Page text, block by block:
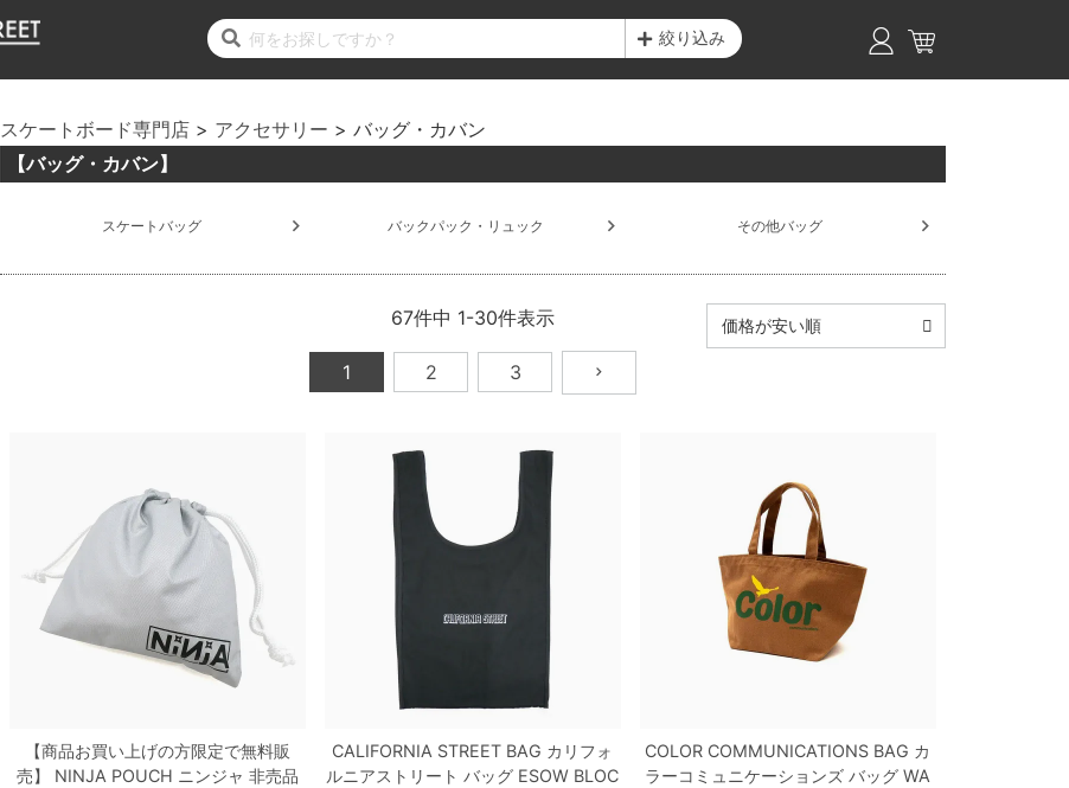
絞り込み
スケートボード専門店 アクセサリー
バッグ・カバン
【バッグ・カバン】
スケートバッグ バックパック・リュック その他バッグ
価格が安い順
67件中 1-30件表示
1 2 3
【商品お買い上げの方限定で無料販
売】
NINJA POUCH ニンジャ 非売品
CALIFORNIA STREET BAG カリフォ
ルニアストリート バッグ ESOW BLOC
COLOR COMMUNICATIONS BAG カ
ラーコミュニケーションズ バッグ WA